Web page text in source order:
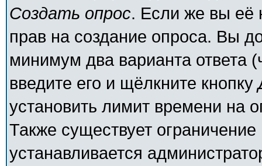
Создать опрос. Если же вы её
прав на создание опроса. Вы
минимум два варианта ответа
введите его и щёлкните кнопку
установить лимит времени на
Также существует
устанавливается